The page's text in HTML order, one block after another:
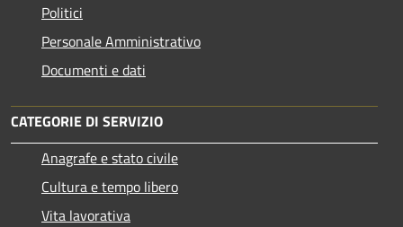
Politici
Personale Amministrativo
Documenti e dati
CATEGORIE DI SERVIZIO
Anagrafe e stato civile
Cultura e tempo libero
Vita lavorativa